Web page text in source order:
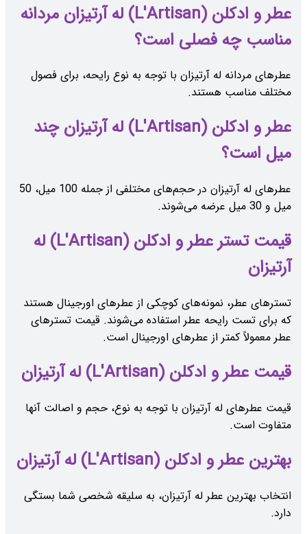
عطر و ادکلن (L'Artisan) له آرتیزان مردانه
مناسب چه فصلی است؟
عطرهای مردانه له آرتیزان با توجه به نوع رایحه، برای فصول
مختلف مناسب هستند.
عطر و ادکلن (L'Artisan) له آرتیزان چند
میل است؟
عطرهای له آرتیزان در حجم‌های مختلفی از جمله 100 میل، 50
میل و 30 میل عرضه می‌شوند.
قیمت تستر عطر و ادکلن (L'Artisan) له
آرتیزان
تسترهای عطر، نمونه‌های کوچکی از عطرهای اورجینال هستند
که برای تست رایحه عطر استفاده می‌شوند. قیمت تسترهای
عطر معمولاً کمتر از عطرهای اورجینال است.
قیمت عطر و ادکلن (L'Artisan) له آرتیزان
قیمت عطرهای له آرتیزان با توجه به نوع، حجم و اصالت آنها
متفاوت است.
بهترین عطر و ادکلن (L'Artisan) له آرتیزان
انتخاب بهترین عطر له آرتیزان، به سلیقه شخصی شما بستگی
دارد.